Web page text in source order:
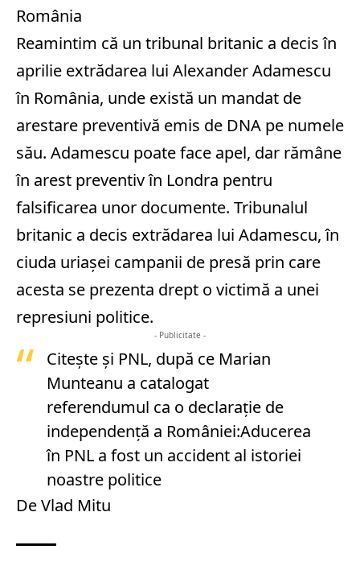
România
Reamintim că un tribunal britanic a decis în
aprilie extrădarea lui Alexander Adamescu
în România, unde există un mandat de
arestare preventivă emis de DNA pe numele
său. Adamescu poate face apel, dar rămâne
în arest preventiv în Londra pentru
falsificarea unor documente. Tribunalul
britanic a decis extrădarea lui Adamescu, în
ciuda uriaşei campanii de presă prin care
acesta se prezenta drept o victimă a unei
represiuni politice.
- Publicitate -
Citește și PNL, după ce Marian
Munteanu a catalogat
referendumul ca o declarație de
independență a României:Aducerea
în PNL a fost un accident al istoriei
noastre politice
De Vlad Mitu